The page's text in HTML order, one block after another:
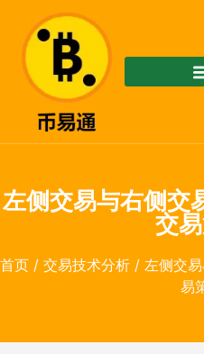
左侧交易与右侧交
交
首页 / 交易技术分析 / 左侧交
易